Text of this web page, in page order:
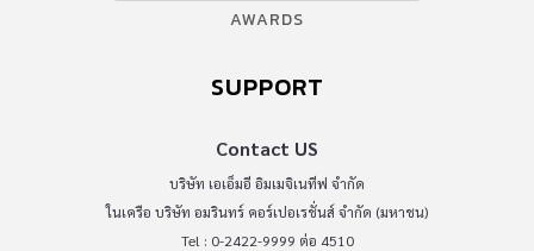
AWARDS
SUPPORT
Contact US
บริษัท เอเอ็มอี อิมเมจิเนทีฟ จำกัด
ในเครือ บริษัท อมรินทร์ คอร์เปอเรชั่นส์ จำกัด (มหาชน)
Tel : 0-2422-9999 ต่อ 4510